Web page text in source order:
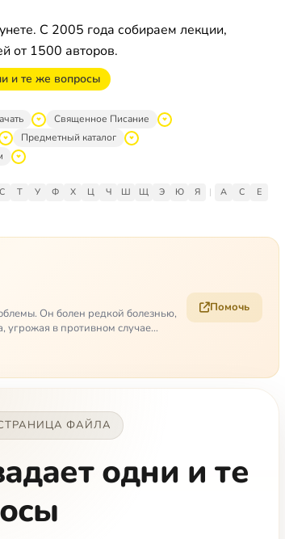
С 2005 года собираем лекции,
от 1500 авторов.
и те же вопросы
Священное Писание
Предметный каталог
С Т У Ф Х Ц Ч Ш Щ Э Ю Я | A C
E
Он болен редкой болезнью,
угрожая в противном случае
Помочь
ФАЙЛА
одни и те